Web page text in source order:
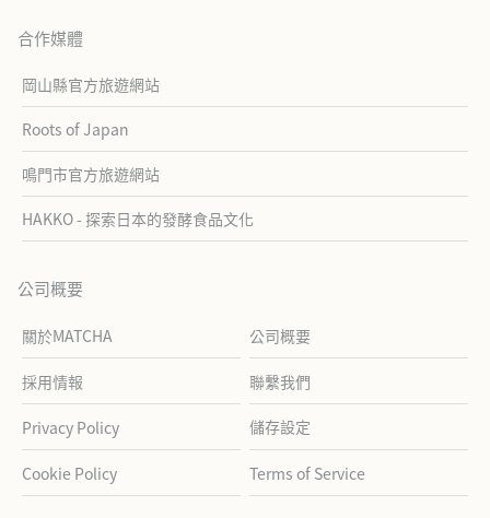
合作媒體
岡山縣官方旅遊網站
Roots of Japan
鳴門市官方旅遊網站
HAKKO - 探索日本的發酵食品文化
公司概要
關於MATCHA 公司概要
採用情報 聯繫我們
Privacy Policy 儲存設定
Cookie Policy Terms of Service